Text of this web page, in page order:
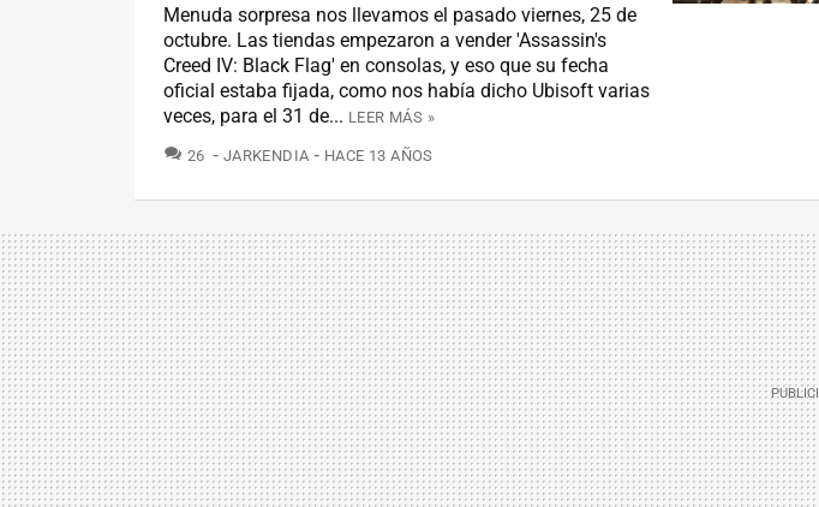
Menuda sorpresa nos llevamos el pasado viernes, 25 de
octubre. Las tiendas empezaron a vender 'Assassin's
Creed IV: Black Flag' en consolas, y eso que su fecha
oficial estaba fijada, como nos había dicho Ubisoft varias
veces, para el 31 de... LEER MÁS »
26 COMENTARIOS
JARKENDIA HACE 13 AÑOS